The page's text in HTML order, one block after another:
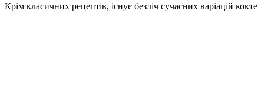
Крім класичних рецептів, існує безліч сучасних варіацій